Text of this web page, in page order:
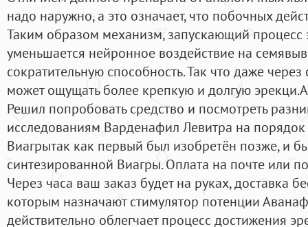
надо наружно, а это означает, что побочных
Таким образом механизм, запускающий процесс
уменьшается нейронное воздействие на
сократительную способность. Так что даже
может ощущать более крепкую и долгую
Решил попробовать средство и посмотреть
исследованиям Варденафил Левитра на
Виагрытак как первый был изобретён позже, и
синтезированной Виагры. Оплата на почте или
Через часа ваш заказ будет на руках, доставка
которым назначают стимулятор потенции
действительно облегчает процесс достижения